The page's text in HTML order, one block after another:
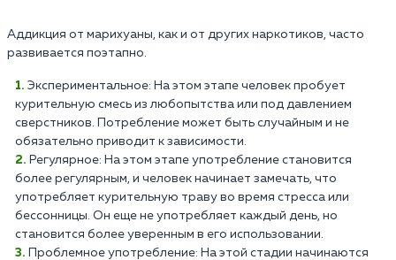
Аддикция от марихуаны, как и от других наркотиков, часто
развивается поэтапно.
Экспериментальное: На этом этапе человек пробует
курительную смесь из любопытства или под давлением
сверстников. Потребление может быть случайным и не
обязательно приводит к зависимости.
Регулярное: На этом этапе употребление становится
более регулярным, и человек начинает замечать, что
употребляет курительную траву во время стресса или
бессонницы. Он еще не употребляет каждый день, но
становится более уверенным в его использовании.
Проблемное употребление: На этой стадии начинаются